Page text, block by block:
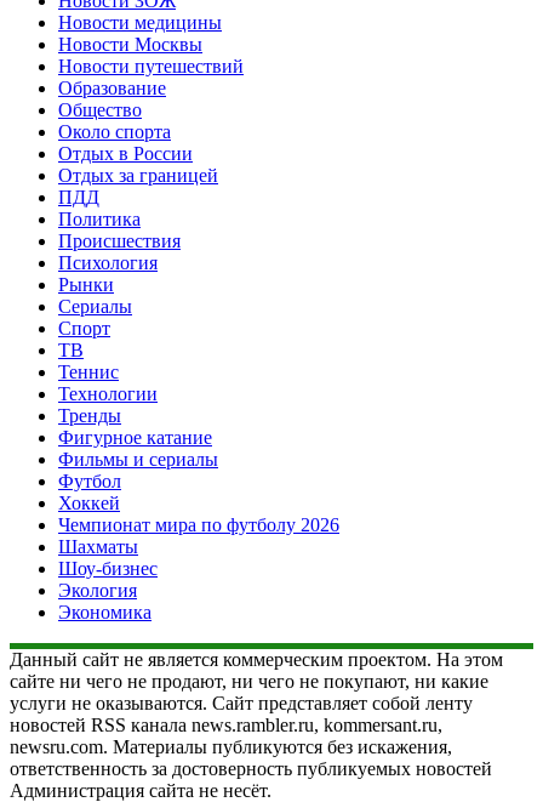
Новости медицины
Новости Москвы
Новости путешествий
Образование
Общество
Около спорта
Отдых в России
Отдых за границей
ПДД
Политика
Происшествия
Психология
Рынки
Сериалы
Спорт
ТВ
Теннис
Технологии
Тренды
Фигурное катание
Фильмы и сериалы
Футбол
Хоккей
Чемпионат мира по футболу 2026
Шахматы
Шоу-бизнес
Экология
Экономика
Данный сайт не является коммерческим проектом. На этом
сайте ни чего не продают, ни чего не покупают, ни какие
услуги не оказываются. Сайт представляет собой ленту
новостей RSS канала news.rambler.ru, kommersant.ru,
newsru.com. Материалы публикуются без искажения,
ответственность за достоверность публикуемых новостей
Администрация сайта не несёт.